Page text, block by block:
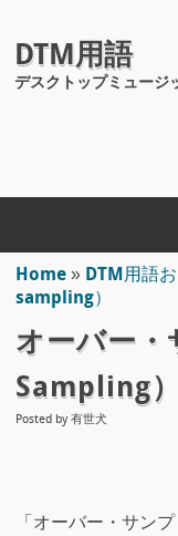
DTM用語
デスクトップミュージ
Home » DTM用語お
sampling）
オーバー
Sampling）
Posted by有世犬
「オーバー・サン